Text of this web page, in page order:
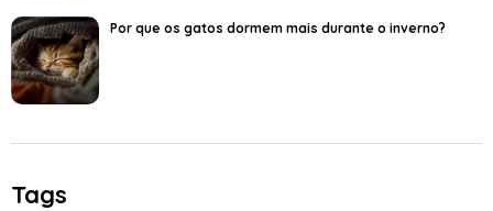
Por que os gatos dormem mais durante o inverno?
Tags